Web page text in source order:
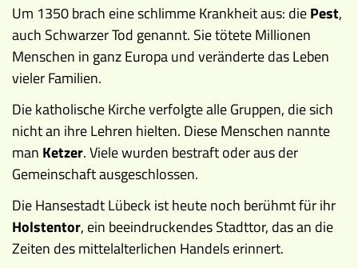
Um 1350 brach eine schlimme Krankheit aus: diePest,
auch Schwarzer Tod genannt. Sie tötete Millionen
Menschen in ganz Europa und veränderte das Leben
vieler Familien.
Die katholische Kirche verfolgte alle Gruppen, die sich
nicht an ihre Lehren hielten. Diese Menschen nannte
man Ketzer. Viele wurden bestraft oder aus der
Gemeinschaft ausgeschlossen.
Die Hansestadt Lübeck ist heute noch berühmt für ihr
Holstentor, ein beeindruckendes Stadttor, das an die
Zeiten des mittelalterlichen Handels erinnert.